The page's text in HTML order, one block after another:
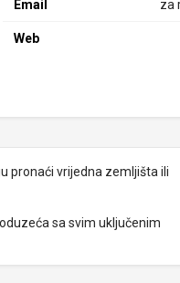
Email za
Web
pronaći vrijedna zemljišta ili
sa svim uključenim